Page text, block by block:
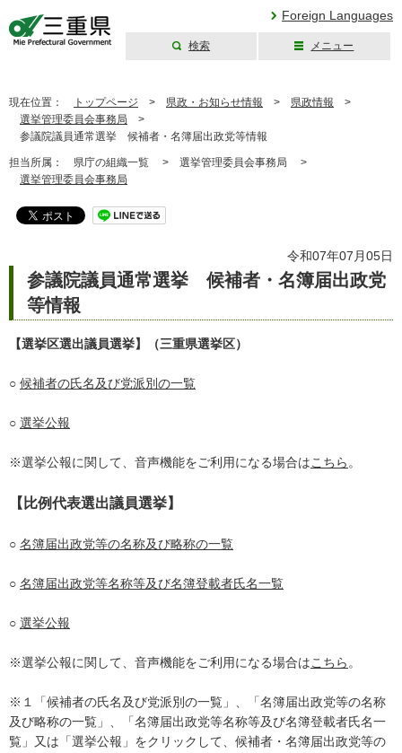
Foreign Languages
検索 メニュー
現在位置： トップページ > 県政・お知らせ情報 > 県政情報 >
選挙管理委員会事務局 >
参議院議員通常選挙 候補者・名簿届出政党等情報
担当所属： 県庁の組織一覧 > 選挙管理委員会事務局 >
選挙管理委員会事務局
令和07年07月05日
参議院議員通常選挙 候補者・名簿届出政党
等情報
【選挙区選出議員選挙】（三重県選挙区）
○ 候補者の氏名及び党派別の一覧
○ 選挙公報
※選挙公報に関して、音声機能をご利用になる場合はこちら 。
【比例代表選出議員選挙】
○ 名簿届出政党等の名称及び略称の一覧
○ 名簿届出政党等名称等及び名簿登載者氏名一覧
○ 選挙公報
※選挙公報に関して、音声機能をご利用になる場合はこちら 。
※１「候補者の氏名及び党派別の一覧」、「名簿届出政党等の名称
及び略称の一覧」、「名簿届出政党等名称等及び名簿登載者氏名一
覧」又は「選挙公報」をクリックして、候補者・名簿届出政党等の